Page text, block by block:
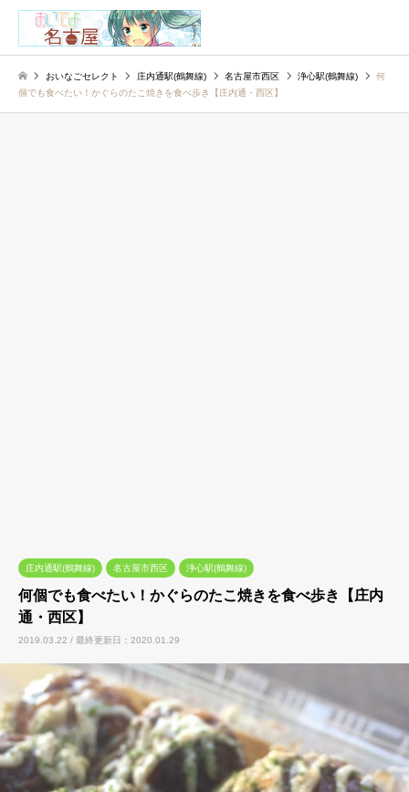
おいなごセレクト 庄内通駅(鶴舞線) 名古屋市西区 浄心駅(鶴舞線)
何
個でも食べたい！かぐらのたこ焼きを食べ歩き【庄内通・西区】
庄内通駅(鶴舞線) 名古屋市西区 浄心駅(鶴舞線)
何個でも食べたい！かぐらのたこ焼きを食べ歩き【庄内
通・西区】
2019.03.22 / 最終更新日：2020.01.29